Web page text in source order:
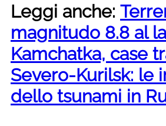
Leggi anche:
magnitudo 8.8 al
Kamchatka, case
Severo-Kurilsk: le
dello tsunami in